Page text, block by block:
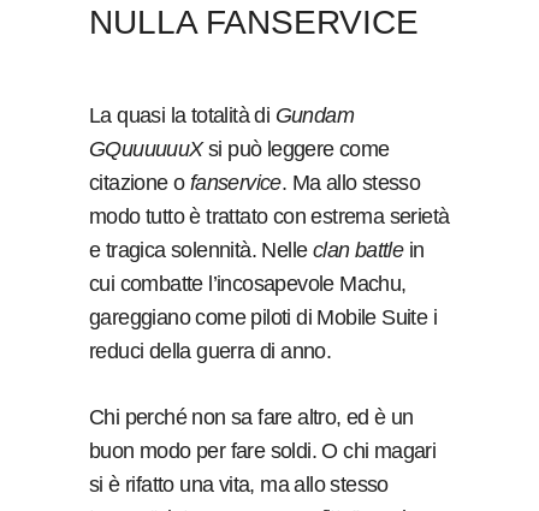
NULLA FANSERVICE
La quasi la totalità di Gundam
GQuuuuuuXsi può leggere come
citazione o fanservice. Ma allo stesso
modo tutto è trattato con estrema serietà
e tragica solennità. Nelle clan battlein
cui combatte l’incosapevole Machu,
gareggiano come piloti di Mobile Suite i
reduci della guerra di anno.
Chi perché non sa fare altro, ed è un
buon modo per fare soldi. O chi magari
si è rifatto una vita, ma allo stesso